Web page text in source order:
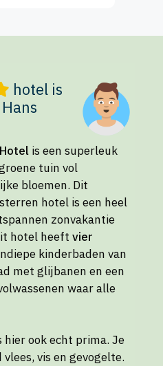
hotel is
is een superleuk
tuin vol
bloemen. Dit
hotel is een heel
zonvakantie
hotel heeft vier
kinderbaden van
met glijbanen en een
waar alle
ook echt prima. Je
vis en gevogelte.